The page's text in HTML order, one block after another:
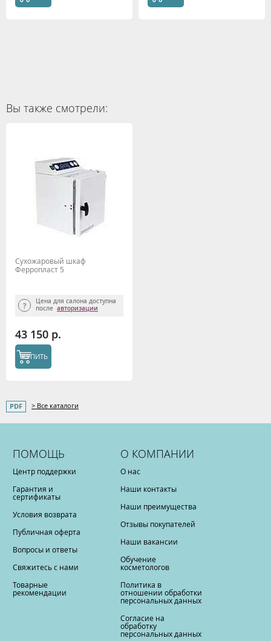
Вы также смотрели:
Сухожаровый шкаф
Ферропласт 5
Цена для салона доступна
после авторизации
43 150 р.
КУПИТЬ
> Все каталоги
ПОМОЩЬ
Центр поддержки
Гарантия и
сертификаты
Условия возврата
Публичная оферта
Вопросы и ответы
Свяжитесь с нами
Товарные
рекомендации
О КОМПАНИИ
О нас
Наши контакты
Наши преимущества
Отзывы покупателей
Наши вакансии
Обучение
косметологов
Политика в
отношении обработки
персональных данных
Согласие на
обработку
персональных данных